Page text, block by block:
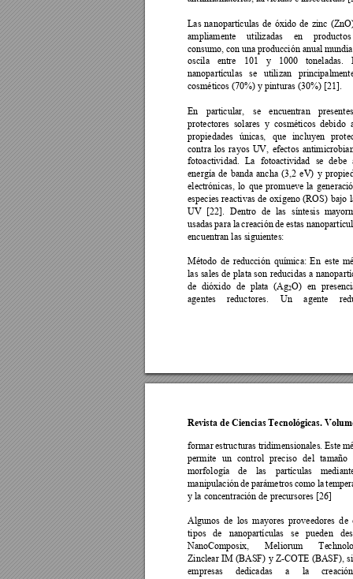
Las nanopartículas de óxido de zinc
ampliamente
utilizadas en
productos
consumo, con una producción anual
oscila
entre 101 y 1000 toneladas.
nanopartículas se utilizan
cosméticos (70%) y pinturas (30%) [21].
En
particular, se encuentran present
protectores solares y cosméticos debido
propiedades únicas, que incluyen
contra los rayos UV, efectos
fotoactividad. La fotoactividad se debe
energía de banda ancha (3,2 eV) y
electrónicas, lo que promueve la
especies reactivas de oxígeno (ROS) bajo
UV [22]. Dentro de las síntesis may
usadas para la creación de estas
encuentran las siguientes:
Método de reducción química: En este
las sales de plata son reducidas a
de dióxido de plata (Ag2O) en pre
agentes
reductores. Un agente
Revista de Ciencias Tecnológicas.
formar estructuras tridimensionales. Este
permite un control preciso del tamaño
morfología
de las partículas
manipulación de parámetros como la
y la concentración de precursores [26]
Algunos de los mayores proveedores de
tipos de nanopartículas se pueden
NanoComposix,
Meliorum Te
Zinclear IM (BASF) y Z-COTE (BASF),
empresas
dedicadas a la